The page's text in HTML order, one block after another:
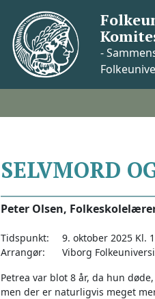
-
SELVMORD
Peter Olsen,
Tidspunkt:
9. oktober 2025 Kl.
Arrangør:
Viborg
Petrea var blot 8 år, da hun
men der er naturligvis meget